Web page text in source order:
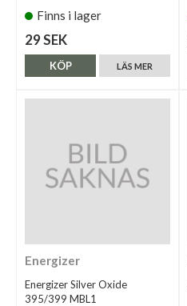
Finns i lager
29 SEK
LÄS MER
KÖP
Energizer
Energizer Silver Oxide
395/399 MBL1